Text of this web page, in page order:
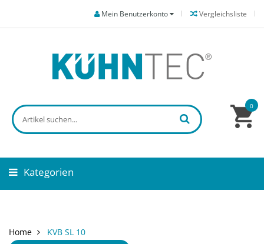
Vergleichsliste
Mein Benutzerkonto
0
Kategorien
Home KVB SL 10